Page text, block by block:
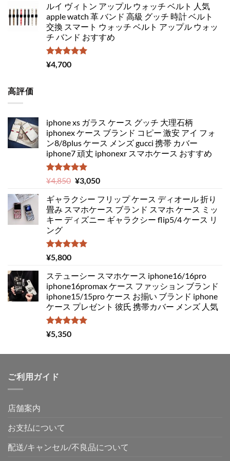
ルイ ヴィトン アップル ウォッチ ベルト 人気
apple watch 革 バンド 高級 グッチ 時計 ベルト
交換 スマート ウォッチ ベルト アップル ウォッ
チ バンド おすすめ
5段階中
5.00
¥4,700
高評価
iphone xs ガラス ケース グッチ 大理石柄
iphonex ケース ブランド コピー 激安 アイ フォ
ン8/8plus ケース メンズ gucci 携帯 カバー
iphone7 頑丈 iphonexr スマホケース おすすめ
5段階中
5.00
の評価
¥4,850 元
価
格
は
で
¥3,050現
の
価
格
ギャラクシー フリップ ケース ディオール 折り
畳み スマホケース ブランド スマホ ケース ミッ
キー ディズニー ギャラクシー flip5/4 ケース リ
ング
5段階中
5.00
¥5,800
ステューシー スマホケース iphone16/16pro
iphone16promax ケース ファッション ブランド
iphone15/15pro ケース お揃い ブランド iphone
ケース プレゼント 彼氏 携帯カバー メンズ 人気
5段階中
5.00
¥5,350
ご利用ガイド
店舗案内
お支払について
配送/キャンセル/不良品について